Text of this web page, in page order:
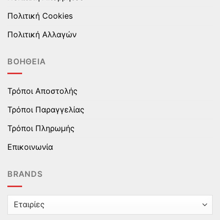
Πολιτική Cookies
Πολιτική Αλλαγών
ΒΟΉΘΕΙΑ
Τρόποι Αποστολής
Τρόποι Παραγγελίας
Τρόποι Πληρωμής
Επικοινωνία
BRANDS